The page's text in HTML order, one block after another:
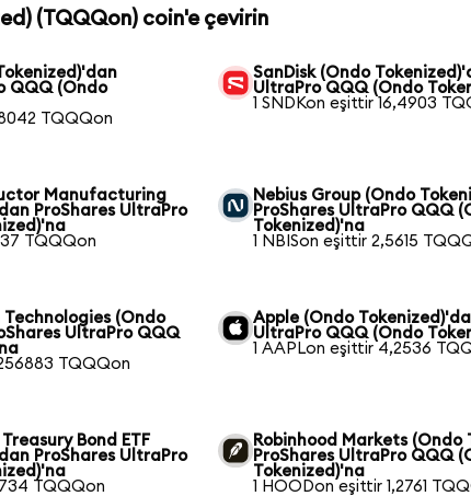
(TQQQon) coin'e çevirin
QQQ (Ondo
TQQQon
SanDisk (Ondo
UltraPro QQQ (Ondo
1 SNDKon eşittir 16,4903
Manufacturing
ProShares UltraPro
TQQQon
Nebius Group (Ondo
ProShares UltraPro QQQ
Tokenized)'na
1 NBISon eşittir 2,5615
Technologies (Ondo
UltraPro QQQ
TQQQon
Apple (Ondo
UltraPro QQQ (Ondo
1 AAPLon eşittir 4,2536
Bond ETF
ProShares UltraPro
TQQQon
Robinhood Markets (Ondo
ProShares UltraPro QQQ
Tokenized)'na
1 HOODon eşittir 1,2761